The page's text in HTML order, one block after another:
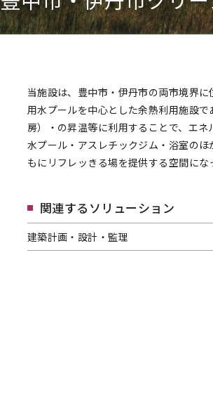
関連するソリューション
建築計画・設計・監理
当施設は、豊中市・伊丹市の両市境界
用水プールを中心とした余熱利用施設
房）・の昇温等に利用することで、エ
水プール・アスレチックジム・浴室の
もにリフレッきる場を提供する空間にな